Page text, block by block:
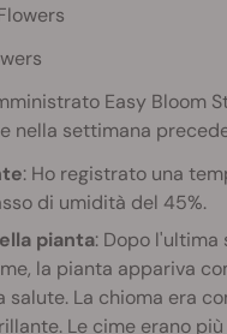
Easy Bloom
nella settimana
: Ho registrato una
di umidità del 45%.
pianta: Dopo l'ultima
la pianta appariva
salute. La chioma era
Le cime erano